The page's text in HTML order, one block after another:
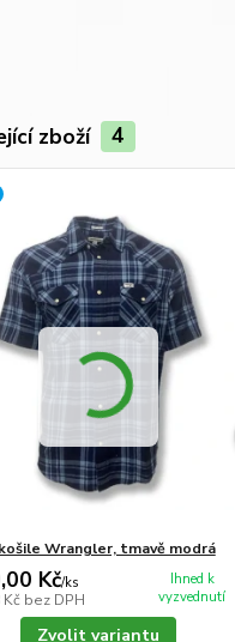
zboží 4
Wrangler, tmavě modrá
Kč/ks
Kč bez DPH
Ihned k
vyzvednutí
Zvolit variantu